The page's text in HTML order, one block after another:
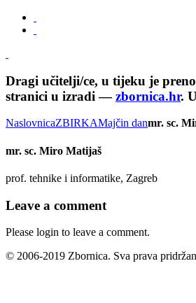
Dragi učitelji/ce, u tijeku je
stranici u izradi —zbornica.hr.
NaslovnicaZBIRKAMajčin danmr. sc.
mr. sc. Miro Matijaš
prof. tehnike i informatike, Zagreb
Leave a comment
Please login to leave a comment.
© 2006-2019 Zbornica. Sva prava